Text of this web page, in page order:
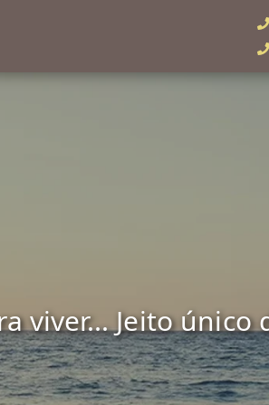
viver... Jeito único